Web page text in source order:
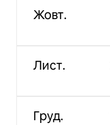
Жовт.
Лист.
Груд.